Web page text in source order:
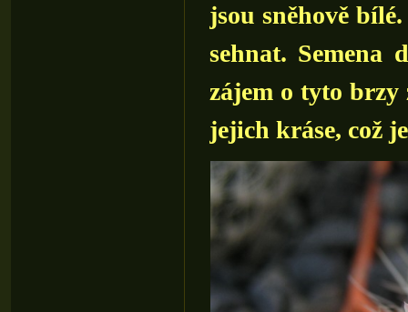
jsou sněhově
sehnat. Semena
zájem o tyto
jejich kráse, což